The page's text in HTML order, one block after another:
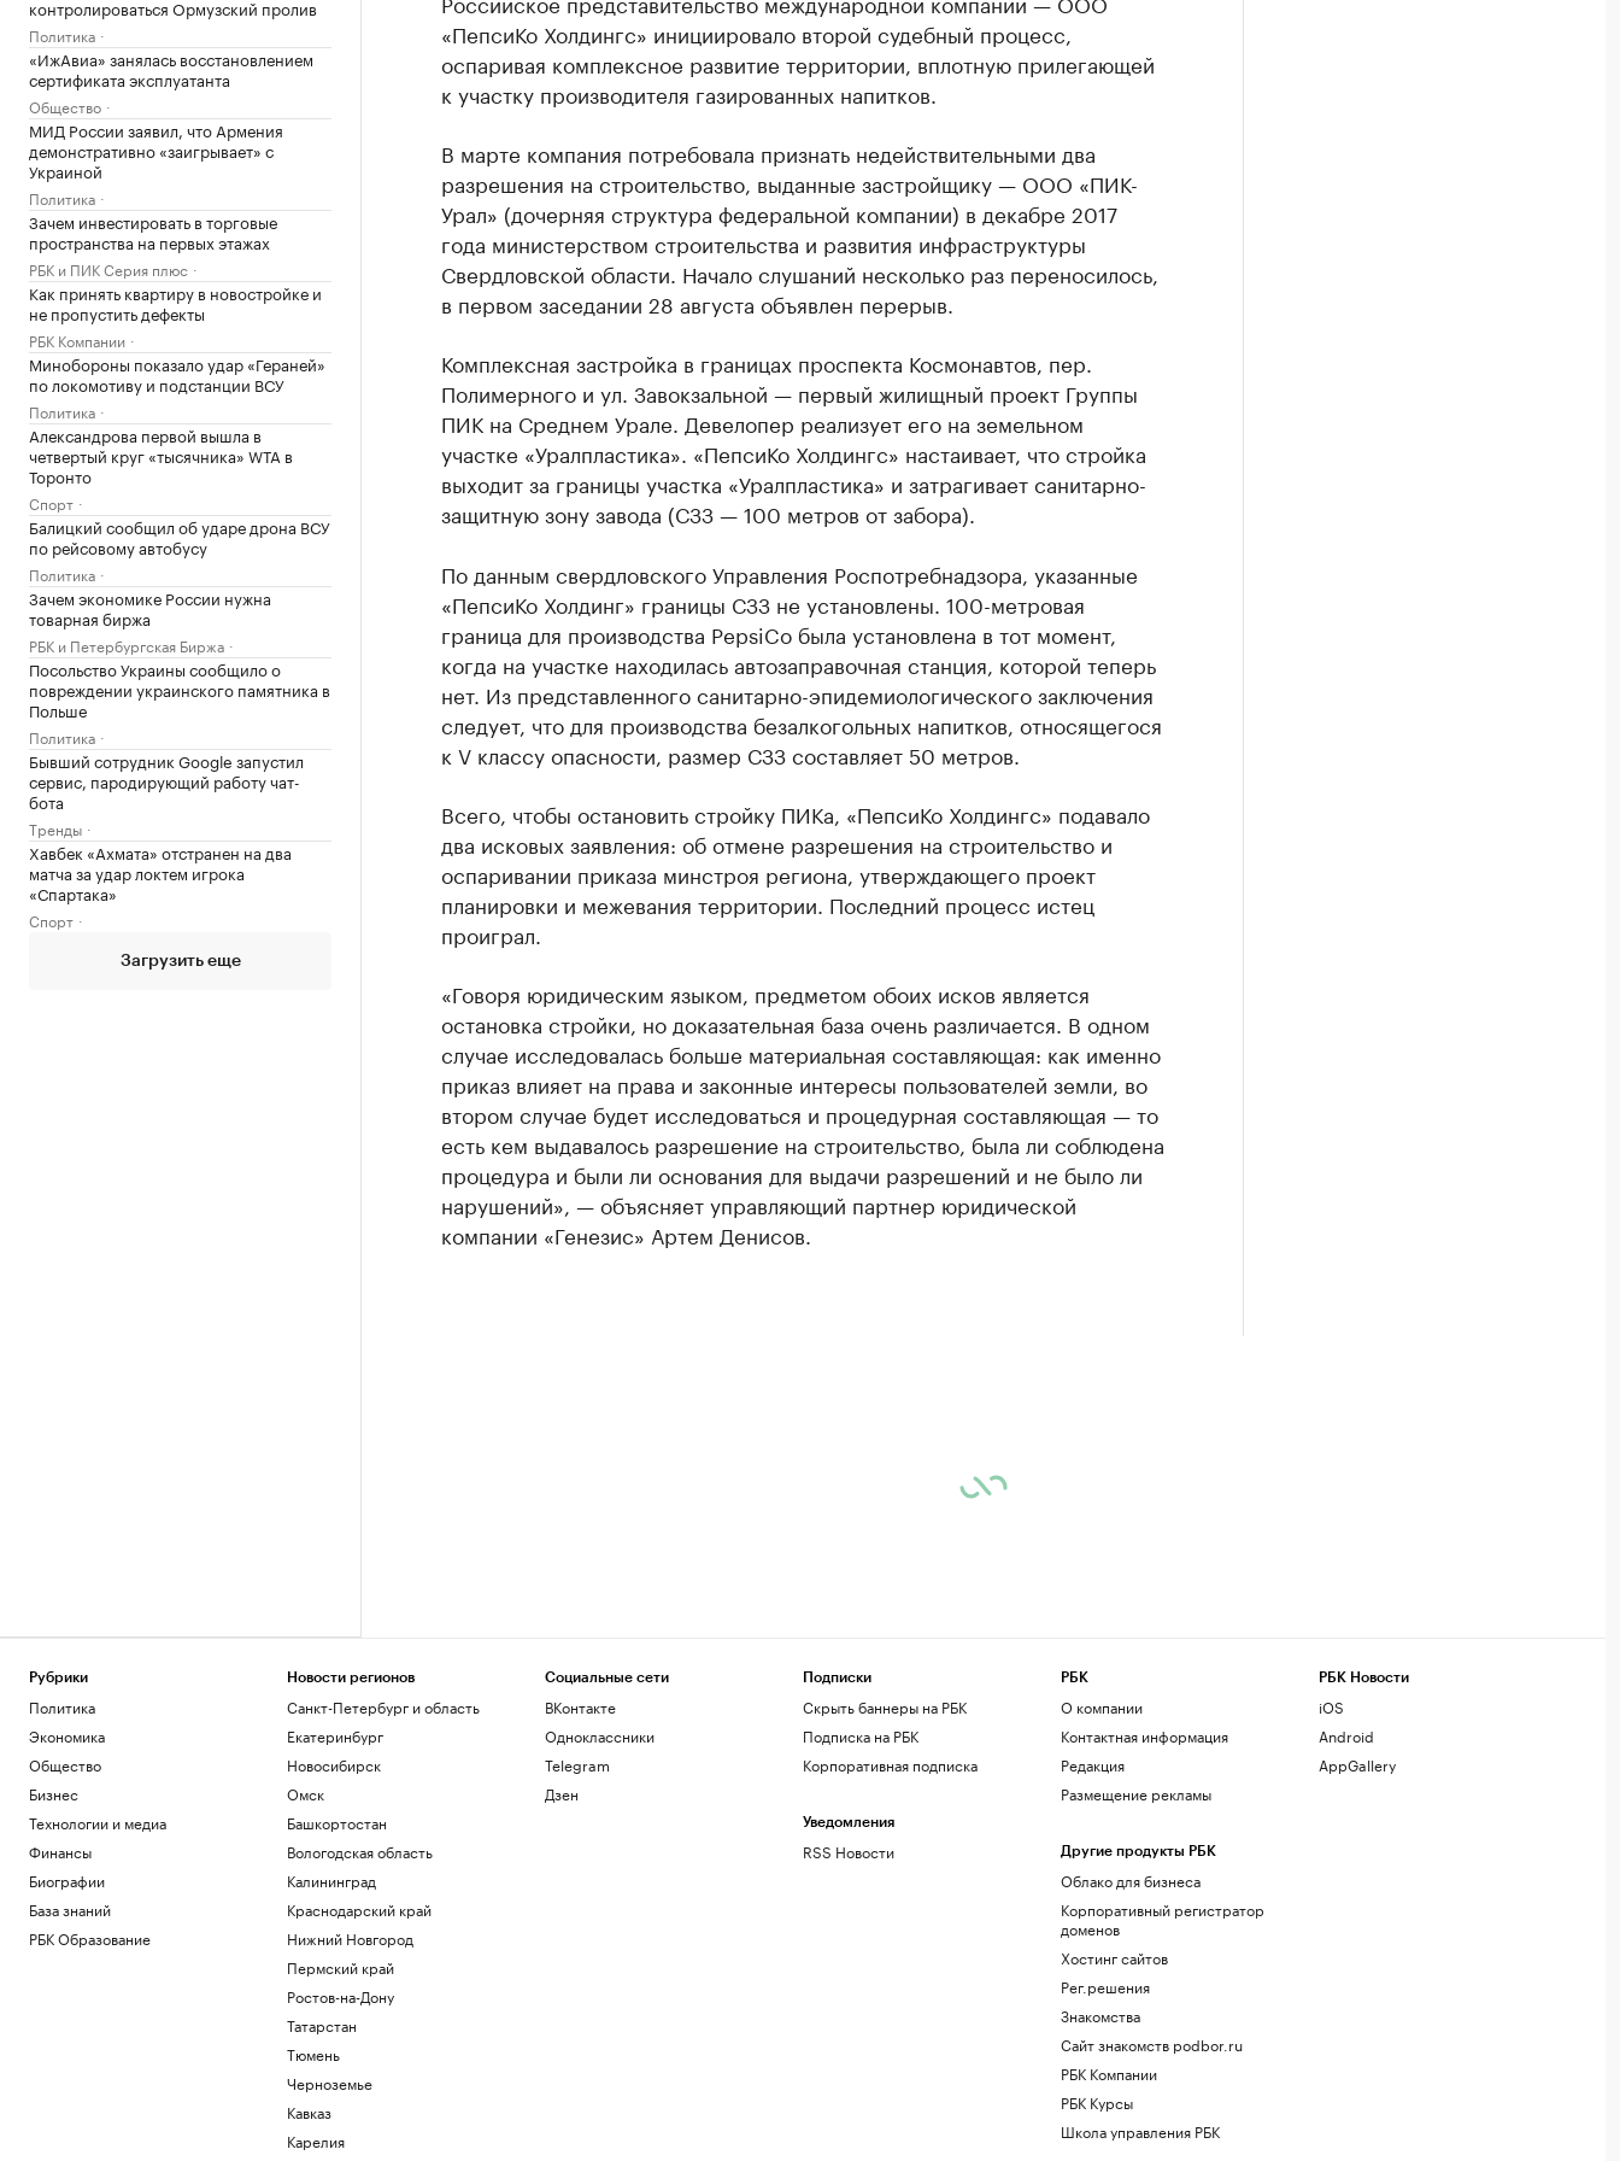
контролироваться Ормузский пролив
Политика
«ИжАвиа» занялась восстановлением
сертификата эксплуатанта
Общество
МИД России заявил, что Армения
демонстративно «заигрывает» с
Украиной
Политика
Зачем инвестировать в торговые
пространства на первых этажах
РБК и ПИК Серия плюс
Как принять квартиру в новостройке и
не пропустить дефекты
РБК Компании
Минобороны показало удар «Гераней»
по локомотиву и подстанции ВСУ
Политика
Александрова первой вышла в
четвертый круг «тысячника» WTA в
Торонто
Спорт
Балицкий сообщил об ударе дрона ВСУ
по рейсовому автобусу
Политика
Зачем экономике России нужна
товарная биржа
РБК и Петербургская Биржа
Посольство Украины сообщило о
повреждении украинского памятника в
Польше
Политика
Бывший сотрудник Google запустил
сервис, пародирующий работу чат-
бота
Тренды
Хавбек «Ахмата» отстранен на два
матча за удар локтем игрока
«Спартака»
Спорт
Загрузить еще
«ПепсиКо Холдингс» инициировало второй судебный процесс,
оспаривая комплексное развитие территории, вплотную прилегающей
к участку производителя газированных напитков.
В марте компания потребовала признать недействительными два
разрешения на строительство, выданные застройщику — ООО «ПИК-
Урал» (дочерняя структура федеральной компании) в декабре 2017
года министерством строительства и развития инфраструктуры
Свердловской области. Начало слушаний несколько раз переносилось,
в первом заседании 28 августа объявлен перерыв.
Комплексная застройка в границах проспекта Космонавтов, пер.
Полимерного и ул. Завокзальной — первый жилищный проект Группы
ПИК на Среднем Урале. Девелопер реализует его на земельном
участке «Уралпластика». «ПепсиКо Холдингс» настаивает, что стройка
выходит за границы участка «Уралпластика» и затрагивает санитарно-
защитную зону завода (СЗЗ — 100 метров от забора).
По данным свердловского Управления Роспотребнадзора, указанные
«ПепсиКо Холдинг» границы СЗЗ не установлены. 100-метровая
граница для производства PepsiCo была установлена в тот момент,
когда на участке находилась автозаправочная станция, которой теперь
нет. Из представленного санитарно-эпидемиологического заключения
следует, что для производства безалкогольных напитков, относящегося
к V классу опасности, размер СЗЗ составляет 50 метров.
Всего, чтобы остановить стройку ПИКа, «ПепсиКо Холдингс» подавало
два исковых заявления: об отмене разрешения на строительство и
оспаривании приказа минстроя региона, утверждающего проект
планировки и межевания территории. Последний процесс истец
проиграл.
«Говоря юридическим языком, предметом обоих исков является
остановка стройки, но доказательная база очень различается. В одном
случае исследовалась больше материальная составляющая: как именно
приказ влияет на права и законные интересы пользователей земли, во
втором случае будет исследоваться и процедурная составляющая — то
есть кем выдавалось разрешение на строительство, была ли соблюдена
процедура и были ли основания для выдачи разрешений и не было ли
нарушений», — объясняет управляющий партнер юридической
компании «Генезис» Артем Денисов.
Рубрики
Политика
Экономика
Общество
Бизнес
Технологии и медиа
Финансы
Биографии
База знаний
РБК Образование
Новости регионов
Санкт-Петербург и область
Екатеринбург
Новосибирск
Омск
Башкортостан
Вологодская область
Калининград
Краснодарский край
Нижний Новгород
Пермский край
Ростов-на-Дону
Татарстан
Тюмень
Черноземье
Кавказ
Карелия
Социальные сети
ВКонтакте
Одноклассники
Telegram
Дзен
Подписки
Скрыть баннеры на РБК
Подписка на РБК
Корпоративная подписка
Уведомления
RSS Новости
РБК
О компании
Контактная информация
Редакция
Размещение рекламы
Другие продукты РБК
Облако для бизнеса
Корпоративный регистратор
доменов
Хостинг сайтов
Рег.решения
Знакомства
Сайт знакомств podbor.ru
РБК Компании
РБК Курсы
Школа управления РБК
РБК Новости
iOS
Android
AppGallery